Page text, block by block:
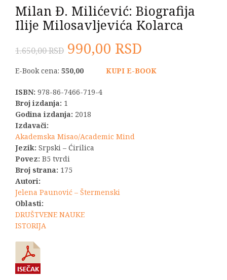
Milan Đ. Milićević: Biografija
Ilije Milosavljevića Kolarca
1.650,00RSD Originalna
cena
je
bila:
1.650,00 RSD.
990,00 RSD
cena
E-Book cena: 550,00 KUPI E-BOOK
ISBN: 978-86-7466-719-4
Broj izdanja: 1
Godina izdanja: 2018
Izdavači:
Akademska Misao/Academic Mind
Jezik: Srpski – Ćirilica
Povez: B5 tvrdi
Broj strana: 175
Autori:
Jelena Paunović – Štermenski
Oblasti:
DRUŠTVENE NAUKE
ISTORIJA